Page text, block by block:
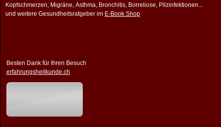
Kopfschmerzen, Migräne, Asthma, Bronchitis, Borreliose, Pilzinfektionen...
und weitere Gesundheitsratgeber im E-Book Shop
Besten Dank für Ihren Besuch
erfahrungsheilkunde.ch